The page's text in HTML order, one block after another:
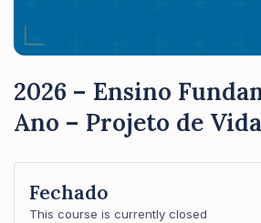
2026 – Ensino
Ano – Projeto de
Fechado
This course is currently closed